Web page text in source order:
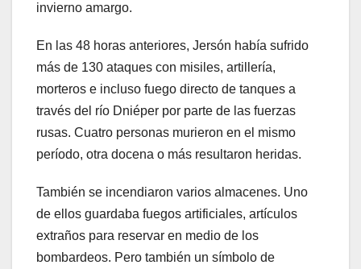
invierno amargo.
En las 48 horas anteriores, Jersón había sufrido
más de 130 ataques con misiles, artillería,
morteros e incluso fuego directo de tanques a
través del río Dniéper por parte de las fuerzas
rusas. Cuatro personas murieron en el mismo
período, otra docena o más resultaron heridas.
También se incendiaron varios almacenes. Uno
de ellos guardaba fuegos artificiales, artículos
extraños para reservar en medio de los
bombardeos. Pero también un símbolo de